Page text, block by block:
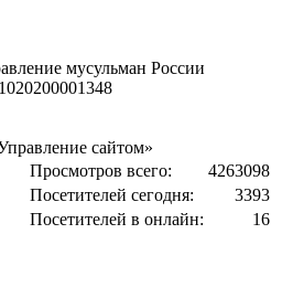
мусульман России
сайтом»
Просмотров всего:
4263098
Посетителей сегодня:
3393
Посетителей в онлайн:
16